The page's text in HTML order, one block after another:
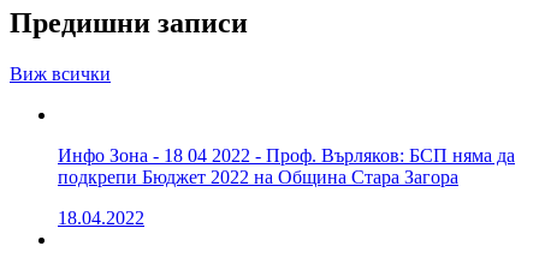
Предишни записи
Виж всички
Инфо Зона - 18 04 2022 - Проф. Върляков: БСП няма да
подкрепи Бюджет 2022 на Община Стара Загора
18.04.2022